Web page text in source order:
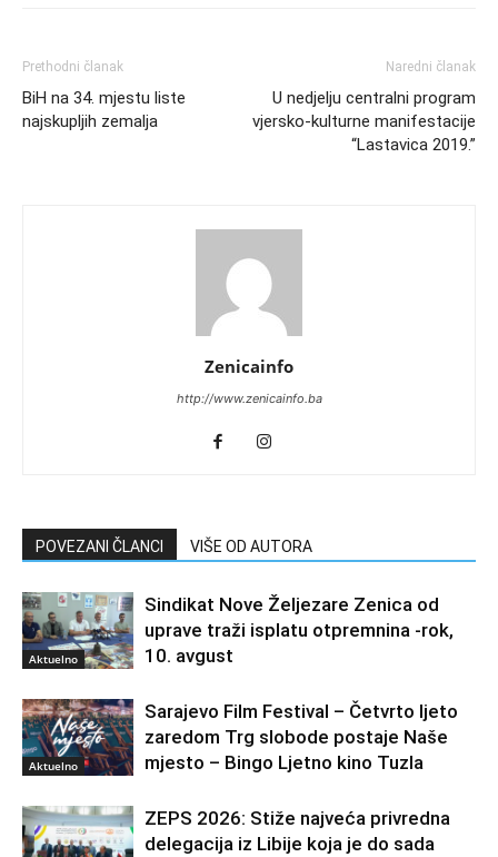
Prethodni članak
BiH na 34. mjestu liste
najskupljih zemalja
Naredni članak
U nedjelju centralni program
vjersko-kulturne manifestacije
“Lastavica 2019.”
Zenicainfo
http://www.zenicainfo.ba
POVEZANI ČLANCI VIŠE OD AUTORA
Aktuelno
Sindikat Nove Željezare Zenica od
uprave traži isplatu otpremnina -rok,
10. avgust
Aktuelno
Sarajevo Film Festival – Četvrto ljeto
zaredom Trg slobode postaje Naše
mjesto – Bingo Ljetno kino Tuzla
ZEPS 2026: Stiže najveća privredna
delegacija iz Libije koja je do sada